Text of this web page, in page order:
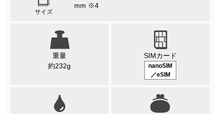
サイズ
mm ※4
重量
約232g
SIMカード
nanoSIM
／eSIM